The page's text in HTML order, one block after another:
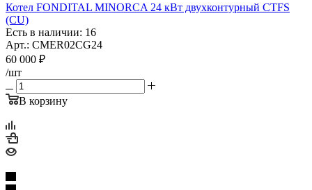
Котел FONDITAL MINORCA 24 кВт двухконтурный CTFS
(CU)
Есть в наличии: 16
Арт.: CMER02CG24
60 000 ₽
/шт
В корзину